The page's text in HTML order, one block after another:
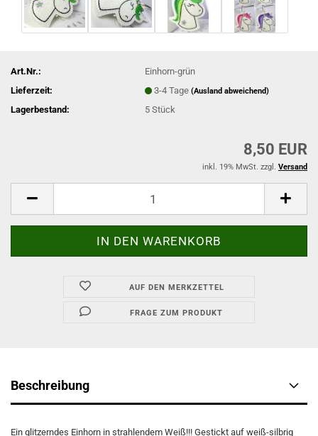
Art.Nr.:
Einhorn-grün
Lieferzeit:
3-4 Tage(Ausland abweichend)
Lagerbestand: 5Stück
8,50 EUR
inkl. 19% MwSt. zzgl. Versand
AUF DEN MERKZETTEL
FRAGE ZUM PRODUKT
Beschreibung
Ein glitzerndes Einhorn in strahlendem Weiß!!! Gestickt auf weiß-silbrig